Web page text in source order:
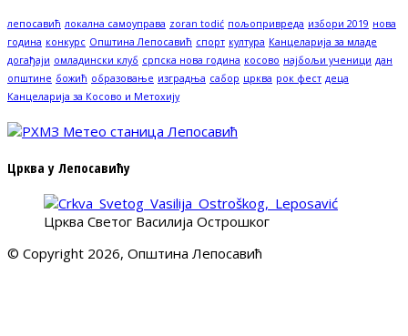
лепосавић локална самоуправа zoran todić пољопривреда избори 2019 нова
година конкурс Општина Лепосавић спорт култура Канцеларија за младе
догађаји омладински клуб српска нова година косово најбољи ученици дан
општине божић образовање изградња сабор црква рок фест деца
Канцеларија за Косово и Метохију
Црква у Лепосавићу
Црква Светог Василија Острошког
© Copyright 2026, Општина Лепосавић